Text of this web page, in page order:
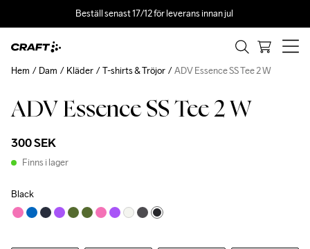
Beställ senast 17/12 för leverans innan jul
ADV Essence SS Tee 2 W
300 SEK
Finns i lager
Black
Hem Dam Kläder T-shirts & Tröjor ADV Essence SS Tee 2 W